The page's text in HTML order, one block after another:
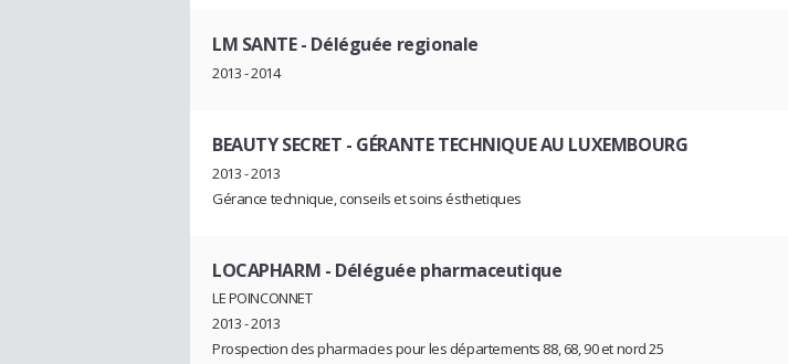
LM SANTE- Déléguée regionale
2013 - 2014
BEAUTY SECRET - GÉRANTE TECHNIQUE AU LUXEMBOURG
2013 - 2013
Gérance technique, conseils et soins ésthetiques
LOCAPHARM - Déléguée pharmaceutique
LE POINCONNET
2013 - 2013
Prospection des pharmacies pour les départements 88, 68, 90 et nord 25